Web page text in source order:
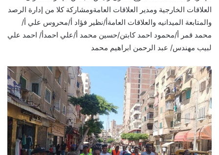
العلاقات الخارجية ومدير العلاقات العامةومشاركة كلا من إدارة الرصد
والمتابعة الميدانيه والعلاقات العامةأ/نظير فؤاد أ/محروس علي أ/
محمد قمر أ/محمود احمد كابتن/حسين محمد أ/علي احمدأ/ احمد علي
لبيب مهندس/ عبد الرحمن ابراهيم محمد